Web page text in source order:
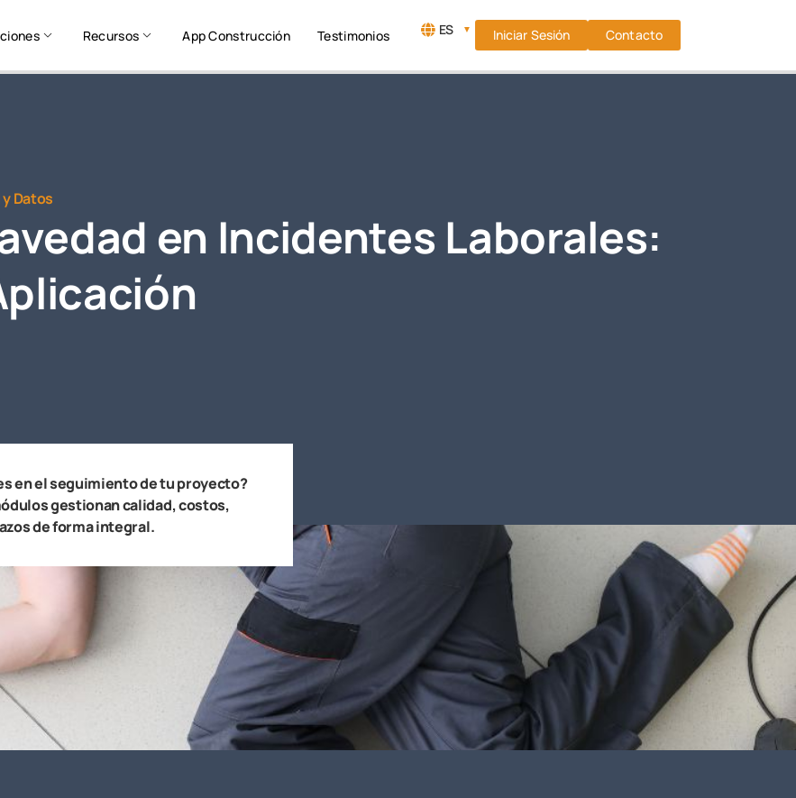
Recursos App Construcción Testimonios ES ▼ Iniciar Sesión Contacto
Datos
en Incidentes Laborales:
en el seguimiento de tu proyecto?
gestionan calidad, costos,
de forma integral.